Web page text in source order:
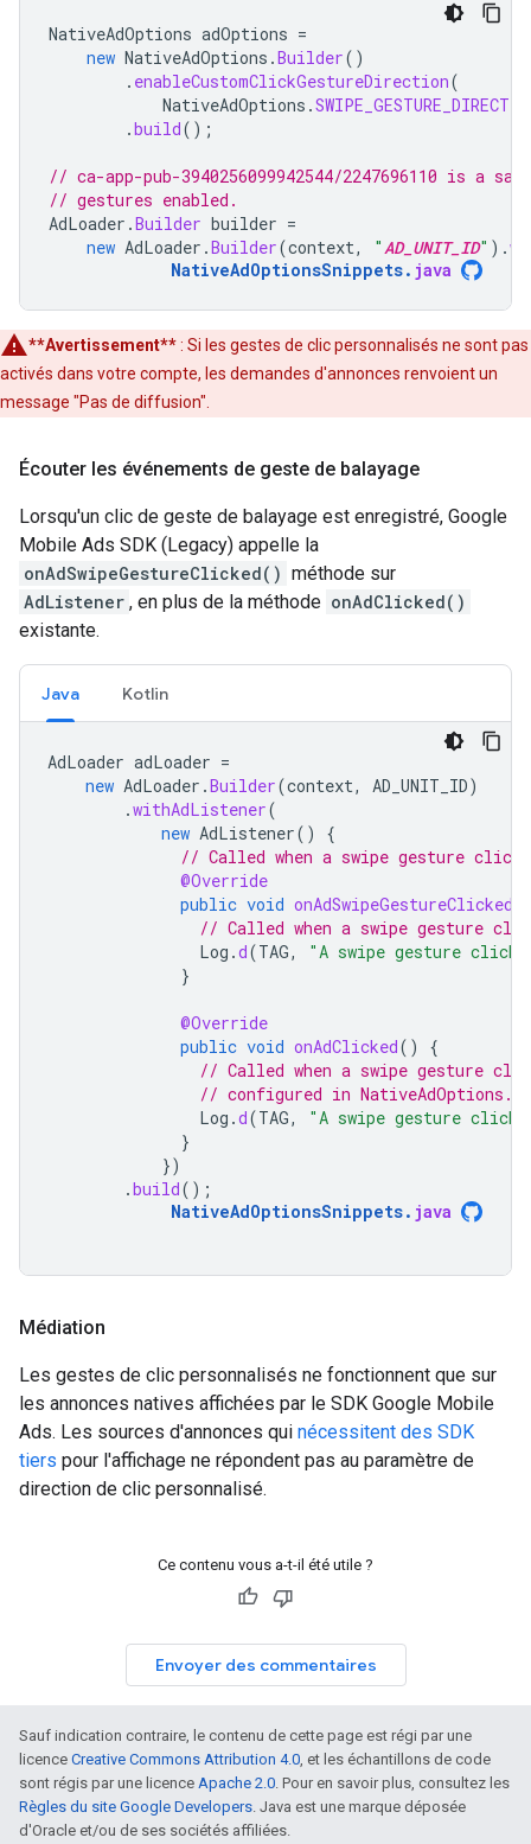
NativeAdOptions adOptions =
new NativeAdOptions .Builder()
. enableCustomClickGestureDirection(
NativeAdOptions .
.build();
// ca-app-pub-3940256099942544/2247696110 is a
// gestures enabled.
AdLoader .Builder builder =
new AdLoader .Builder(context, "AD_UNIT_ID" ).
NativeAdOptionsSnippets. java
**Avertissement**: Si les gestes de clic personnalisés ne sont pas
activés dans votre compte, les demandes d'annonces renvoient un
message "Pas de diffusion".
Écouter les événements de geste de balayage
Lorsqu'un clic de geste de balayage est enregistré, Google
Mobile Ads SDK (Legacy) appelle la
onAdSwipeGestureClicked() méthode sur
AdListener , en plus de la méthode onAdClicked()
existante.
Java Kotlin
AdLoader adLoader =
new AdLoader .Builder(context, AD_UNIT_ID)
.withAdListener(
new AdListener()
{
// Called when a swipe gesture
@Override
public void onAdSwipeGestureClicked
// Called when a swipe gesture
Log .d(TAG,
"A swipe gesture click
}
@Override
public void onAdClicked()
{
// Called when a swipe gesture
// configured in NativeAdOptions.
Log .d(TAG,
"A swipe gesture
}
})
.build();
NativeAdOptionsSnippets. java
Médiation
Les gestes de clic personnalisés ne fonctionnent que sur
les annonces natives affichées par le SDK Google Mobile
Ads. Les sources d'annonces qui nécessitent des SDK
tiers pour l'affichage ne répondent pas au paramètre de
direction de clic personnalisé.
Ce contenu vous a-t-il été utile ?
Envoyer des commentaires
Sauf indication contraire, le contenu de cette page est régi par une
licence Creative Commons Attribution 4.0, et les échantillons de code
sont régis par une licence Apache 2.0. Pour en savoir plus, consultez les
Règles du site Google Developers. Java est une marque déposée
d'Oracle et/ou de ses sociétés affiliées.